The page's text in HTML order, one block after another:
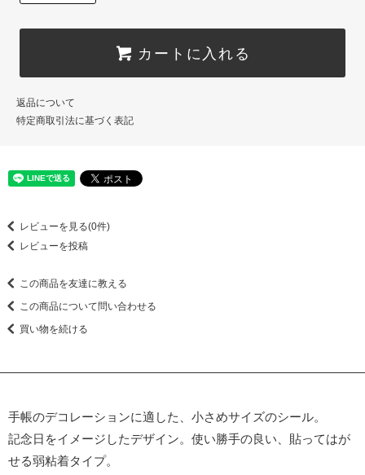
カートに入れる
返品について
特定商取引法に基づく表記
レビューを見る(0件)
レビューを投稿
この商品を友達に教える
この商品について問い合わせる
買い物を続ける
手帳のデコレーションに適した、小さめサイズのシール。
記念日をイメージしたデザイン。使い勝手の良い、貼ってはが
せる弱粘着タイプ。